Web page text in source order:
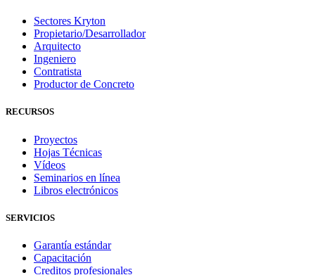
Sectores Kryton
Propietario/Desarrollador
Arquitecto
Ingeniero
Contratista
Productor de Concreto
RECURSOS
Proyectos
Hojas Técnicas
Vídeos
Seminarios en línea
Libros electrónicos
SERVICIOS
Garantía estándar
Capacitación
Creditos profesionales